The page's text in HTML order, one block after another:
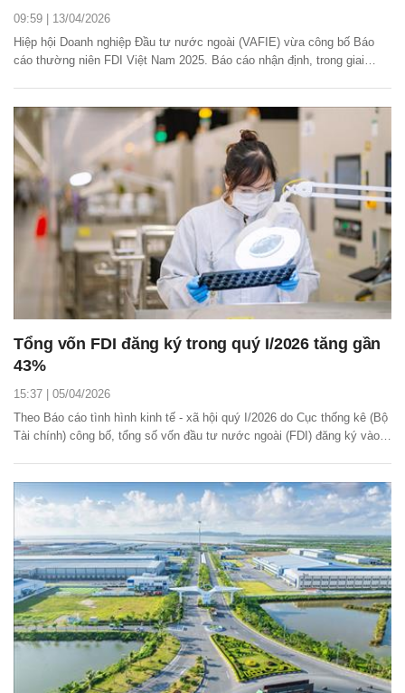
09:59 | 13/04/2026
Hiệp hội Doanh nghiệp Đầu tư nước ngoài (VAFIE) vừa công bố Báo
cáo thường niên FDI Việt Nam 2025. Báo cáo nhận định, trong giai
"số".
Tổng vốn FDI đăng ký trong quý I/2026 tăng gần
43%
15:37 | 05/04/2026
Theo Báo cáo tình hình kinh tế - xã hội quý I/2026 do Cục thống kê (Bộ
Tài chính) công bố, tổng số vốn đầu tư nước ngoài (FDI) đăng ký vào